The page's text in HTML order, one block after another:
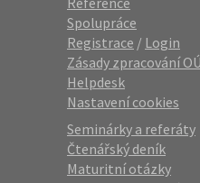
Spolupráce
Registrace / Login
Zásady zpracování OÚ
Helpdesk
Nastavení cookies
Seminárky a referáty
Čtenářský deník
Maturitní otázky